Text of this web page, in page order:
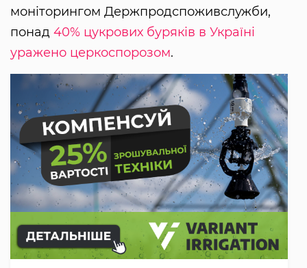
моніторингом Держпродспоживслужби,
понад 40% цукрових буряків в Україні
уражено церкоспорозом.